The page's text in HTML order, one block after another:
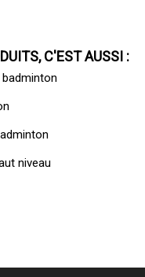
C'EST AUSSI :
niveau